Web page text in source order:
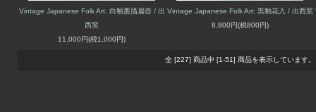
Vintage Japanese Folk Art: 白釉藁描扁壺 / 出
西窯
11,000円(税1,000円)
Vintage Japanese Folk Art: 黒釉花入 / 出西窯
8,800円(税800円)
全 [227] 商品中 [1-51] 商品を表示しています。